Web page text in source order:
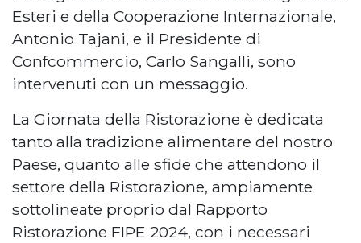
Esteri e della Cooperazione Internazionale,
Antonio Tajani, e il Presidente di
Confcommercio, Carlo Sangalli, sono
intervenuti con un messaggio.
La Giornata della Ristorazione è dedicata
tanto alla tradizione alimentare del nostro
Paese, quanto alle sfide che attendono il
settore della Ristorazione, ampiamente
sottolineate proprio dal Rapporto
Ristorazione FIPE 2024, con i necessari